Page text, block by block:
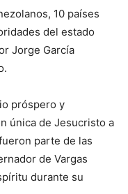
10 países
del estado
Jorge García
próspero y
única de Jesucristo a
parte de las
de Vargas
durante su